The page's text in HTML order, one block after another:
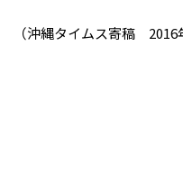
（沖縄タイムス寄稿 2016